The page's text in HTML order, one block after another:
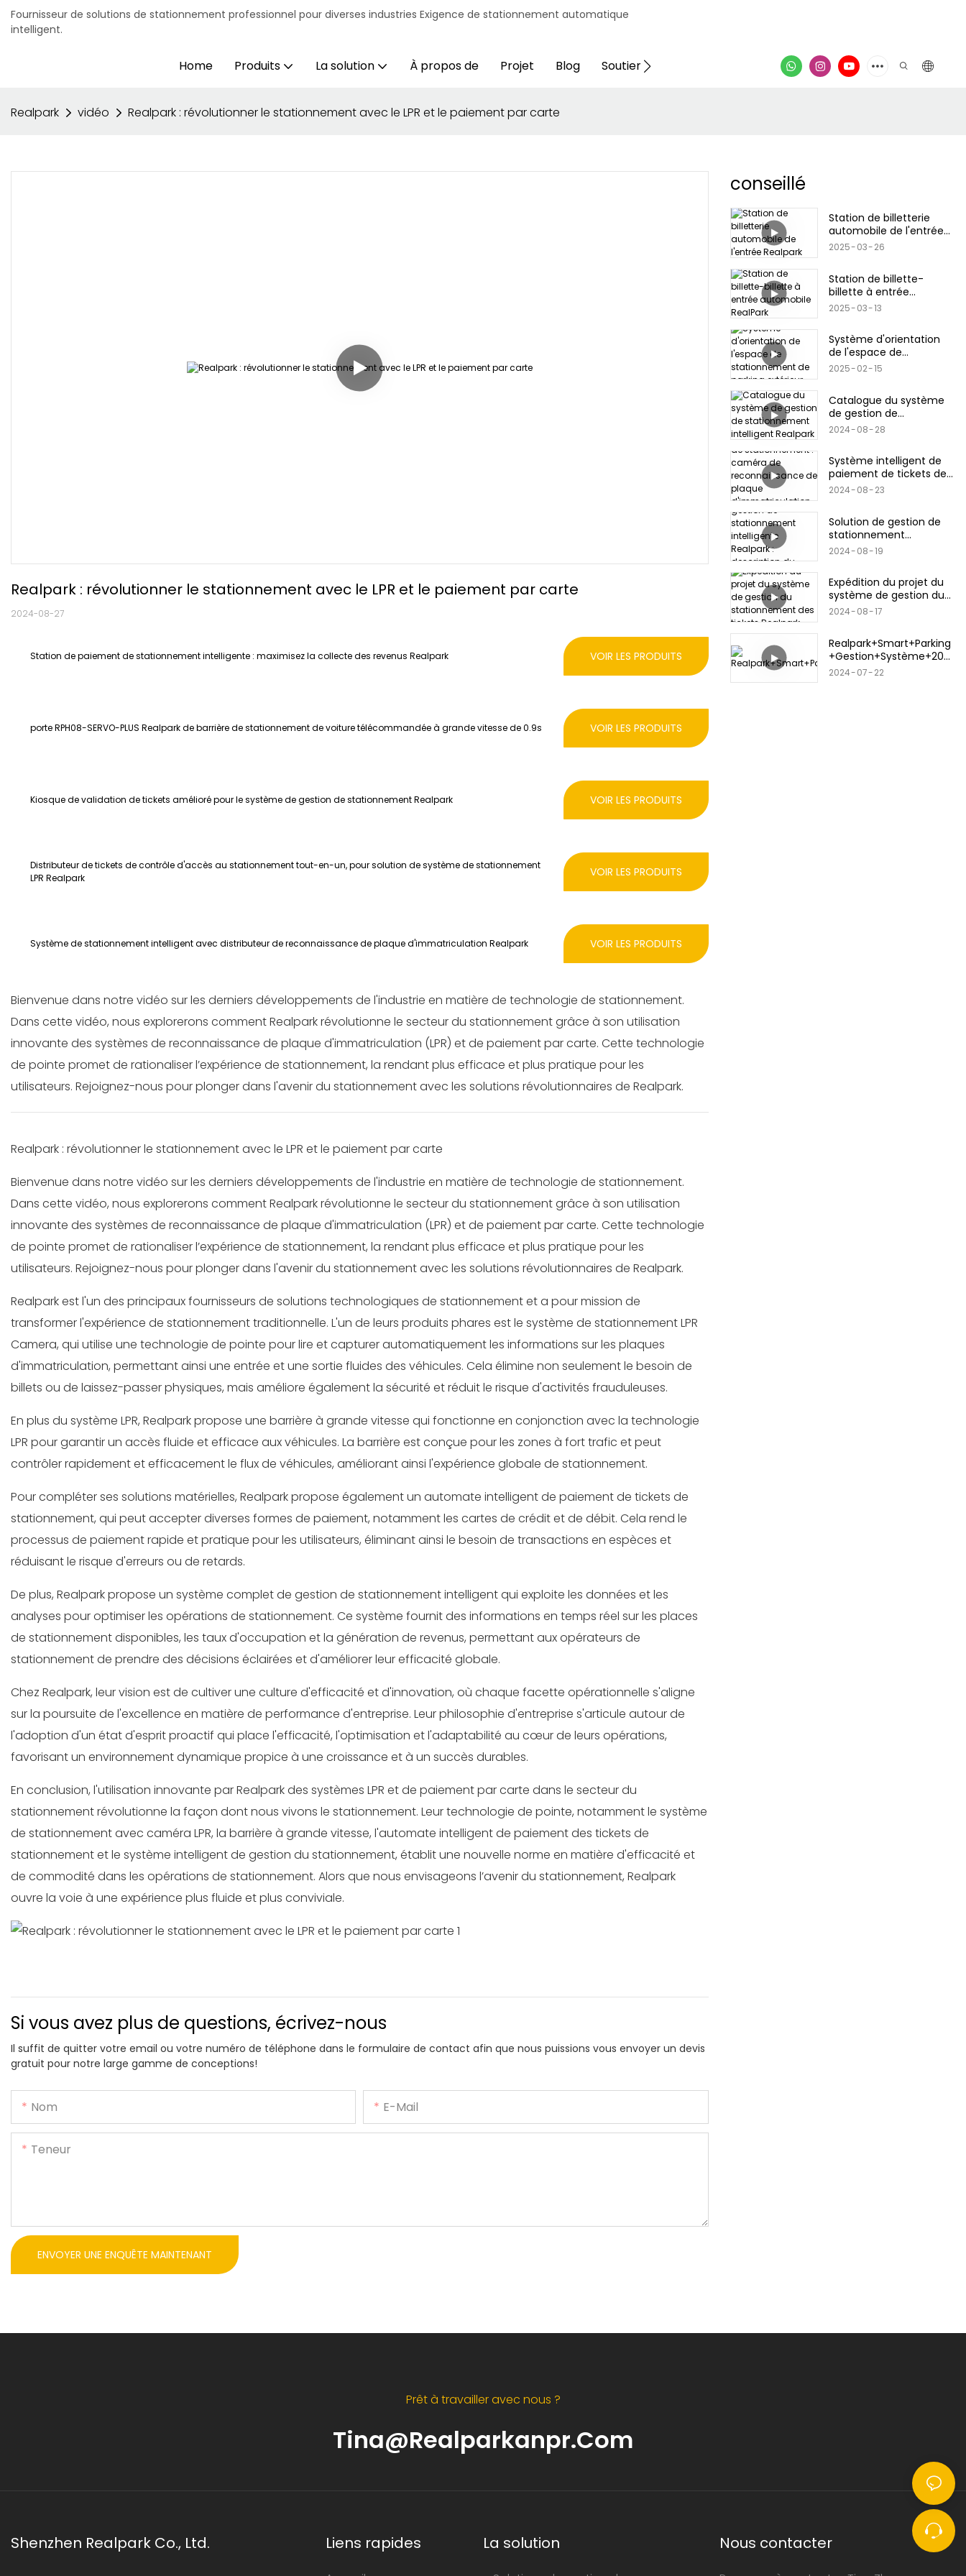
Fournisseur de solutions de stationnement professionnel pour diverses industries Exigence de stationnement automatique
intelligent.
Home Produits La solution À propos de Projet Blog Soutien vidéo
Realpark vidéo Realpark : révolutionner le stationnement avec le LPR et le paiement par carte
Realpark : révolutionner le stationnement avec le LPR et le paiement par carte
2024-08-27
Station de paiement de stationnement intelligente : maximisez la collecte des revenus Realpark VOIR LES PRODUITS
porte RPH08-SERVO-PLUS Realpark de barrière de stationnement de voiture télécommandée à grande vitesse de 0.9s VOIR LES PRODUITS
Kiosque de validation de tickets amélioré pour le système de gestion de stationnement Realpark VOIR LES PRODUITS
Distributeur de tickets de contrôle d'accès au stationnement tout-en-un, pour solution de système de stationnement
LPR Realpark
VOIR LES PRODUITS
Système de stationnement intelligent avec distributeur de reconnaissance de plaque d'immatriculation Realpark VOIR LES PRODUITS
Bienvenue dans notre vidéo sur les derniers développements de l'industrie en matière de technologie de stationnement.
Dans cette vidéo, nous explorerons comment Realpark révolutionne le secteur du stationnement grâce à son utilisation
innovante des systèmes de reconnaissance de plaque d'immatriculation (LPR) et de paiement par carte. Cette technologie
de pointe promet de rationaliser l’expérience de stationnement, la rendant plus efficace et plus pratique pour les
utilisateurs. Rejoignez-nous pour plonger dans l'avenir du stationnement avec les solutions révolutionnaires de Realpark.
Realpark : révolutionner le stationnement avec le LPR et le paiement par carte
Bienvenue dans notre vidéo sur les derniers développements de l'industrie en matière de technologie de stationnement.
Dans cette vidéo, nous explorerons comment Realpark révolutionne le secteur du stationnement grâce à son utilisation
innovante des systèmes de reconnaissance de plaque d'immatriculation (LPR) et de paiement par carte. Cette technologie
de pointe promet de rationaliser l’expérience de stationnement, la rendant plus efficace et plus pratique pour les
utilisateurs. Rejoignez-nous pour plonger dans l'avenir du stationnement avec les solutions révolutionnaires de Realpark.
Realpark est l'un des principaux fournisseurs de solutions technologiques de stationnement et a pour mission de
transformer l'expérience de stationnement traditionnelle. L'un de leurs produits phares est le système de stationnement LPR
Camera, qui utilise une technologie de pointe pour lire et capturer automatiquement les informations sur les plaques
d'immatriculation, permettant ainsi une entrée et une sortie fluides des véhicules. Cela élimine non seulement le besoin de
billets ou de laissez-passer physiques, mais améliore également la sécurité et réduit le risque d'activités frauduleuses.
En plus du système LPR, Realpark propose une barrière à grande vitesse qui fonctionne en conjonction avec la technologie
LPR pour garantir un accès fluide et efficace aux véhicules. La barrière est conçue pour les zones à fort trafic et peut
contrôler rapidement et efficacement le flux de véhicules, améliorant ainsi l'expérience globale de stationnement.
Pour compléter ses solutions matérielles, Realpark propose également un automate intelligent de paiement de tickets de
stationnement, qui peut accepter diverses formes de paiement, notamment les cartes de crédit et de débit. Cela rend le
processus de paiement rapide et pratique pour les utilisateurs, éliminant ainsi le besoin de transactions en espèces et
réduisant le risque d'erreurs ou de retards.
De plus, Realpark propose un système complet de gestion de stationnement intelligent qui exploite les données et les
analyses pour optimiser les opérations de stationnement. Ce système fournit des informations en temps réel sur les places
de stationnement disponibles, les taux d'occupation et la génération de revenus, permettant aux opérateurs de
stationnement de prendre des décisions éclairées et d'améliorer leur efficacité globale.
Chez Realpark, leur vision est de cultiver une culture d'efficacité et d'innovation, où chaque facette opérationnelle s'aligne
sur la poursuite de l'excellence en matière de performance d'entreprise. Leur philosophie d'entreprise s'articule autour de
l'adoption d'un état d'esprit proactif qui place l'efficacité, l'optimisation et l'adaptabilité au cœur de leurs opérations,
favorisant un environnement dynamique propice à une croissance et à un succès durables.
En conclusion, l'utilisation innovante par Realpark des systèmes LPR et de paiement par carte dans le secteur du
stationnement révolutionne la façon dont nous vivons le stationnement. Leur technologie de pointe, notamment le système
de stationnement avec caméra LPR, la barrière à grande vitesse, l'automate intelligent de paiement des tickets de
stationnement et le système intelligent de gestion du stationnement, établit une nouvelle norme en matière d'efficacité et
de commodité dans les opérations de stationnement. Alors que nous envisageons l’avenir du stationnement, Realpark
ouvre la voie à une expérience plus fluide et plus conviviale.
Si vous avez plus de questions, écrivez-nous
Il suffit de quitter votre email ou votre numéro de téléphone dans le formulaire de contact afin que nous puissions vous envoyer un devis
gratuit pour notre large gamme de conceptions!
Nom E-Mail
Teneur
ENVOYER UNE ENQUÊTE MAINTENANT
conseillé
Station de billetterie
automobile de l'entrée
Realpark
2025 03 26
Station de billette-
billette à entrée
automobile RealPark
2025 03 13
Système d'orientation
de l'espace de
stationnement de
2025 02 15
Catalogue du système
de gestion de
stationnement
2024 08 28
Système intelligent de
paiement de tickets de
stationnement : caméra
d'immatriculation &
Code QR/carte
bancaire/produits de
2024 08 23
Solution de gestion de
stationnement
intelligente Realpark :
2024 08 19
Expédition du projet du
système de gestion du
stationnement des
2024 08 17
Realpark+Smart+Parking
+Gestion+Système+202
4.+3.12
2024 07 22
Prêt à travailler avec nous ?
Tina@realparkanpr.com
Shenzhen Realpark Co., Ltd. Liens rapides La solution Nous contacter